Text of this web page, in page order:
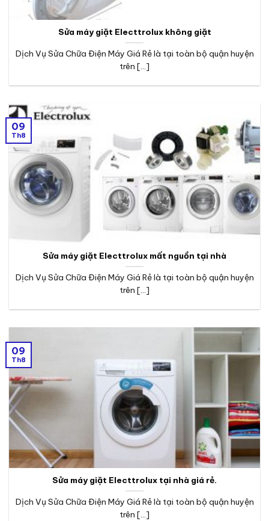
Sửa máy giặt Electtrolux không giặt
Dịch Vụ Sửa Chữa Điện Máy Giá Rẻ là tại toàn bộ quận huyện
trên [...]
Sửa máy giặt Electtrolux mất nguồn tại nhà
Dịch Vụ Sửa Chữa Điện Máy Giá Rẻ là tại toàn bộ quận huyện
trên [...]
09
Th8
Sửa máy giặt Electtrolux tại nhà giá rẻ.
Dịch Vụ Sửa Chữa Điện Máy Giá Rẻ là tại toàn bộ quận huyện
trên [...]
09
Th8